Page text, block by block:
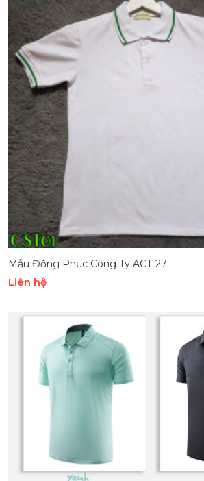
Mẫu Đồng Phục Công Ty ACT-27
Liên hệ